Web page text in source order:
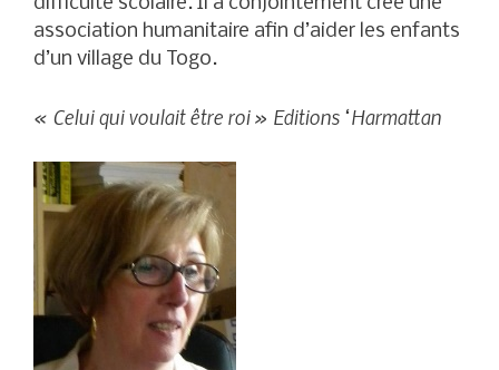
difficulté scolaire. Il a conjointement créé une
association humanitaire afin d’aider les enfants
d’un village du Togo.
« Celui qui voulait être roi » Editions ‘Harmattan